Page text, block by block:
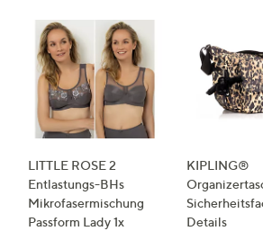
LITTLE ROSE 2
Entlastungs-BHs
Mikrofasermischung
Passform Lady 1x
KIPLING®
Details